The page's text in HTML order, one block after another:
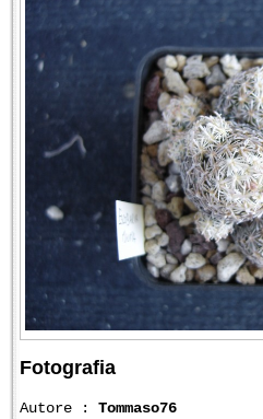
Fotografia
Autore : Tommaso76